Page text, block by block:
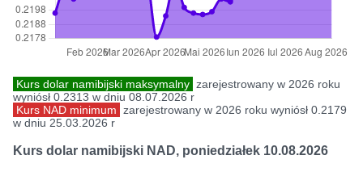
Kurs dolar namibijski maksymalny zarejestrowany w 2026 roku
wyniósł 0.2313 w dniu 08.07.2026 r
Kurs NAD minimum zarejestrowany w 2026 roku wyniósł 0.2179
w dniu 25.03.2026 r
Kurs dolar namibijski NAD, poniedziałek 10.08.2026